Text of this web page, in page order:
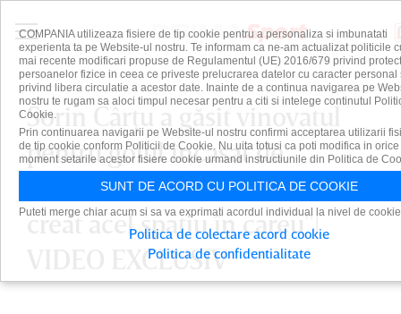
Sorin Cârţu a găsit vinovatul
pentru golul încasat de
România: "Niciodată nu s-ar fi
creat acel spaţiu în careu"|
VIDEO EXCLUSIV
COMPANIA utilizeaza fisiere de tip cookie pentru a personaliza si imbunatati
experienta ta pe Website-ul nostru. Te informam ca ne-am actualizat politicile
mai recente modificari propuse de Regulamentul (UE) 2016/679 privind
persoanelor fizice in ceea ce priveste prelucrarea datelor cu caracter personal
privind libera circulatie a acestor date. Inainte de a continua navigarea pe
nostru te rugam sa aloci timpul necesar pentru a citi si intelege continutul
Cookie.
Prin continuarea navigarii pe Website-ul nostru confirmi acceptarea utilizarii
de tip cookie conform Politicii de Cookie. Nu uita totusi ca poti modifica in orice
moment setarile acestor fisiere cookie urmand instructiunile din Politica de
SUNT DE ACORD CU POLITICA DE COOKIE
Puteti merge chiar acum si sa va exprimati acordul individual la nivel de
Politica de colectare acord cookie
Politica de confidentialitate